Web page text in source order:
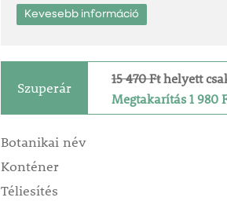
Kevesebb információ
Szuperár
15 470 Fthelyett
Megtakarítás 1 980
Botanikai név
Konténer
Téliesítés